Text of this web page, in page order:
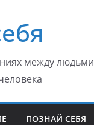
между людьми
ПОЗНАЙ СЕБЯ